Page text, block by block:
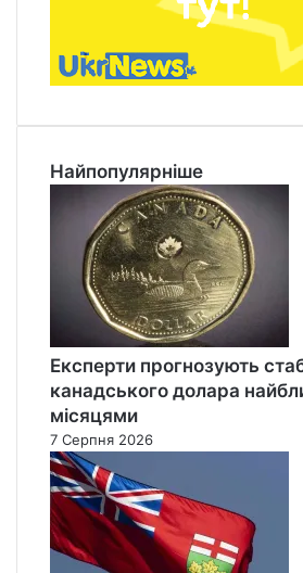
Найпопулярніше
Експерти прогнозують
канадського долара
місяцями
7 Серпня 2026